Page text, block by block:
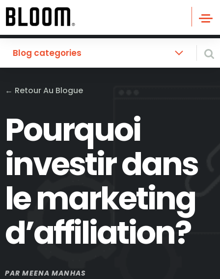
Blog categories
← Retour Au Blogue
Pourquoi
investir dans
le marketing
d’affiliation?
PARMEENA MANHAS